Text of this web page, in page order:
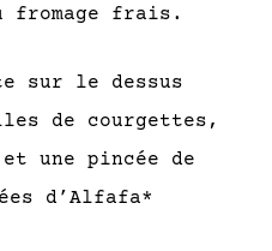
fromage frais.
sur le dessus
de courgettes,
une pincée de
d’Alfafa*